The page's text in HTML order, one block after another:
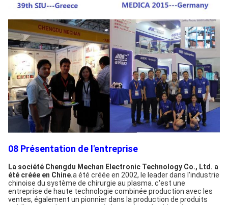
08 Présentation de l'entreprise
La société Chengdu Mechan Electronic Technology Co., Ltd. a
été créée en Chine.a été créée en 2002, le leader dans l'industrie
chinoise du système de chirurgie au plasma. c'est une
entreprise de haute technologie combinée production avec les
ventes, également un pionnier dans la production de produits